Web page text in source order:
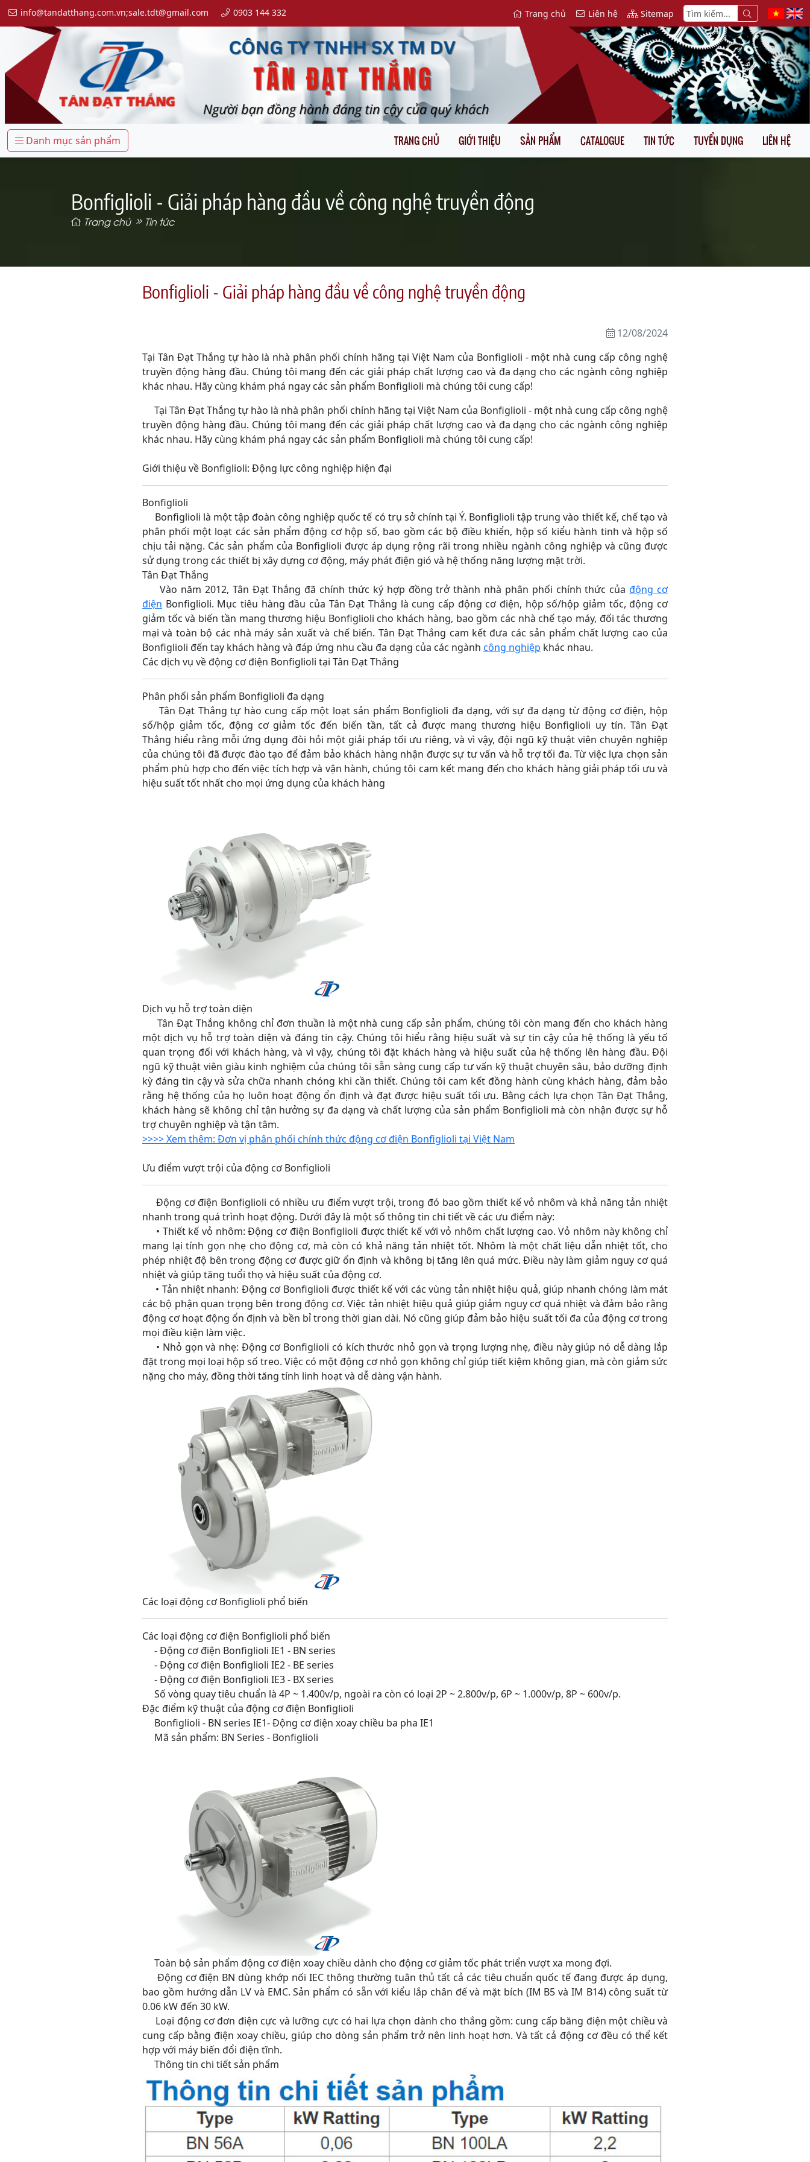
info@tandatthang.com.vn;sale.tdt@gmail.com 0903 144 332 Sitemap
Liên hệ
Trang chủ
Danh mục sản phẩm TRANG CHỦ GIỚI THIỆU SẢN PHẨM CATALOGUE TIN TỨC TUYỂN DỤNG LIÊN HỆ
Bonfiglioli - Giải pháp hàng đầu về công nghệ truyền động
Trang chủ Tin tức
Bonfiglioli - Giải pháp hàng đầu về công nghệ truyền động
12/08/2024
Tại Tân Đạt Thắng tự hào là nhà phân phối chính hãng tại Việt Nam của Bonfiglioli - một nhà cung cấp công nghệ
truyền động hàng đầu. Chúng tôi mang đến các giải pháp chất lượng cao và đa dạng cho các ngành công nghiệp
khác nhau. Hãy cùng khám phá ngay các sản phẩm Bonfiglioli mà chúng tôi cung cấp!
Tại Tân Đạt Thắng tự hào là nhà phân phối chính hãng tại Việt Nam của Bonfiglioli - một nhà cung cấp công nghệ
truyền động hàng đầu. Chúng tôi mang đến các giải pháp chất lượng cao và đa dạng cho các ngành công nghiệp
khác nhau. Hãy cùng khám phá ngay các sản phẩm Bonfiglioli mà chúng tôi cung cấp!
Giới thiệu về Bonfiglioli: Động lực công nghiệp hiện đại
Bonfiglioli
Bonfiglioli là một tập đoàn công nghiệp quốc tế có trụ sở chính tại Ý. Bonfiglioli tập trung vào thiết kế, chế tạo và
phân phối một loạt các sản phẩm động cơ hộp số, bao gồm các bộ điều khiển, hộp số kiểu hành tinh và hộp số
chịu tải nặng. Các sản phẩm của Bonfiglioli được áp dụng rộng rãi trong nhiều ngành công nghiệp và cũng được
sử dụng trong các thiết bị xây dựng cơ động, máy phát điện gió và hệ thống năng lượng mặt trời.
Tân Đạt Thắng
Vào năm 2012, Tân Đạt Thắng đã chính thức ký hợp đồng trở thành nhà phân phối chính thức củađộng cơ
điện Bonfiglioli. Mục tiêu hàng đầu của Tân Đạt Thắng là cung cấp động cơ điện, hộp số/hộp giảm tốc, động cơ
giảm tốc và biến tần mang thương hiệu Bonfiglioli cho khách hàng, bao gồm các nhà chế tạo máy, đối tác thương
mại và toàn bộ các nhà máy sản xuất và chế biến. Tân Đạt Thắng cam kết đưa các sản phẩm chất lượng cao của
Bonfiglioli đến tay khách hàng và đáp ứng nhu cầu đa dạng của các ngành công nghiệp khác nhau.
Các dịch vụ về động cơ điện Bonfiglioli tại Tân Đạt Thắng
Phân phối sản phẩm Bonfiglioli đa dạng
Tân Đạt Thắng tự hào cung cấp một loạt sản phẩm Bonfiglioli đa dạng, với sự đa dạng từ động cơ điện, hộp
số/hộp giảm tốc, động cơ giảm tốc đến biến tần, tất cả được mang thương hiệu Bonfiglioli uy tín. Tân Đạt
Thắng hiểu rằng mỗi ứng dụng đòi hỏi một giải pháp tối ưu riêng, và vì vậy, đội ngũ kỹ thuật viên chuyên nghiệp
của chúng tôi đã được đào tạo để đảm bảo khách hàng nhận được sự tư vấn và hỗ trợ tối đa. Từ việc lựa chọn sản
phẩm phù hợp cho đến việc tích hợp và vận hành, chúng tôi cam kết mang đến cho khách hàng giải pháp tối ưu và
hiệu suất tốt nhất cho mọi ứng dụng của khách hàng
Dịch vụ hỗ trợ toàn diện
Tân Đạt Thắng không chỉ đơn thuần là một nhà cung cấp sản phẩm, chúng tôi còn mang đến cho khách hàng
một dịch vụ hỗ trợ toàn diện và đáng tin cậy. Chúng tôi hiểu rằng hiệu suất và sự tin cậy của hệ thống là yếu tố
quan trọng đối với khách hàng, và vì vậy, chúng tôi đặt khách hàng và hiệu suất của hệ thống lên hàng đầu. Đội
ngũ kỹ thuật viên giàu kinh nghiệm của chúng tôi sẵn sàng cung cấp tư vấn kỹ thuật chuyên sâu, bảo dưỡng định
kỳ đáng tin cậy và sửa chữa nhanh chóng khi cần thiết. Chúng tôi cam kết đồng hành cùng khách hàng, đảm bảo
rằng hệ thống của họ luôn hoạt động ổn định và đạt được hiệu suất tối ưu. Bằng cách lựa chọn Tân Đạt Thắng,
khách hàng sẽ không chỉ tận hưởng sự đa dạng và chất lượng của sản phẩm Bonfiglioli mà còn nhận được sự hỗ
trợ chuyên nghiệp và tận tâm.
>>>> Xem thêm: Đơn vị phân phối chính thức động cơ điện Bonfiglioli tại Việt Nam
Ưu điểm vượt trội của động cơ Bonfiglioli
Động cơ điện Bonfiglioli có nhiều ưu điểm vượt trội, trong đó bao gồm thiết kế vỏ nhôm và khả năng tản nhiệt
nhanh trong quá trình hoạt động. Dưới đây là một số thông tin chi tiết về các ưu điểm này:
• Thiết kế vỏ nhôm: Động cơ điện Bonfiglioli được thiết kế với vỏ nhôm chất lượng cao. Vỏ nhôm này không chỉ
mang lại tính gọn nhẹ cho động cơ, mà còn có khả năng tản nhiệt tốt. Nhôm là một chất liệu dẫn nhiệt tốt, cho
phép nhiệt độ bên trong động cơ được giữ ổn định và không bị tăng lên quá mức. Điều này làm giảm nguy cơ quá
nhiệt và giúp tăng tuổi thọ và hiệu suất của động cơ.
• Tản nhiệt nhanh: Động cơ Bonfiglioli được thiết kế với các vùng tản nhiệt hiệu quả, giúp nhanh chóng làm mát
các bộ phận quan trọng bên trong động cơ. Việc tản nhiệt hiệu quả giúp giảm nguy cơ quá nhiệt và đảm bảo rằng
động cơ hoạt động ổn định và bền bỉ trong thời gian dài. Nó cũng giúp đảm bảo hiệu suất tối đa của động cơ trong
mọi điều kiện làm việc.
• Nhỏ gọn và nhẹ: Động cơ Bonfiglioli có kích thước nhỏ gọn và trọng lượng nhẹ, điều này giúp nó dễ dàng lắp
đặt trong mọi loại hộp số treo. Việc có một động cơ nhỏ gọn không chỉ giúp tiết kiệm không gian, mà còn giảm sức
nặng cho máy, đồng thời tăng tính linh hoạt và dễ dàng vận hành.
Các loại động cơ Bonfiglioli phổ biến
Các loại động cơ điện Bonfiglioli phổ biến
- Động cơ điện Bonfiglioli IE1 - BN series
- Động cơ điện Bonfiglioli IE2 - BE series
- Động cơ điện Bonfiglioli IE3 - BX series
Số vòng quay tiêu chuẩn là 4P ~ 1.400v/p, ngoài ra còn có loại 2P ~ 2.800v/p, 6P ~ 1.000v/p, 8P ~ 600v/p.
Đặc điểm kỹ thuật của động cơ điện Bonfiglioli
Bonfiglioli - BN series IE1- Động cơ điện xoay chiều ba pha IE1
Mã sản phẩm: BN Series - Bonfiglioli
Toàn bộ sản phẩm động cơ điện xoay chiều dành cho động cơ giảm tốc phát triển vượt xa mong đợi.
Động cơ điện BN dùng khớp nối IEC thông thường tuân thủ tất cả các tiêu chuẩn quốc tế đang được áp dụng,
bao gồm hướng dẫn LV và EMC. Sản phẩm có sẵn với kiểu lắp chân đế và mặt bích (IM B5 và IM B14) công suất từ
0.06 kW đến 30 kW.
Loại động cơ đơn điện cực và lưỡng cực có hai lựa chọn dành cho thắng gồm: cung cấp băng điện một chiều và
cung cấp bằng điện xoay chiều, giúp cho dòng sản phẩm trở nên linh hoạt hơn. Và tất cả động cơ đều có thể kết
hợp với máy biến đổi điện tĩnh.
Thông tin chi tiết sản phẩm